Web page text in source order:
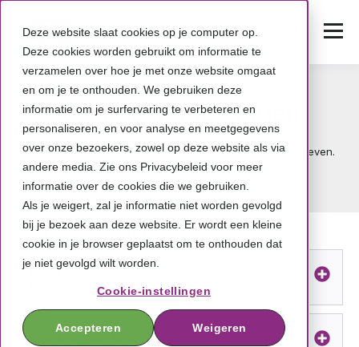
Deze website slaat cookies op je computer op.
Deze cookies worden gebruikt om informatie te
verzamelen over hoe je met onze website omgaat
en om je te onthouden. We gebruiken deze
informatie om je surfervaring te verbeteren en
personaliseren, en voor analyse en meetgegevens
over onze bezoekers, zowel op deze website als via
andere media. Zie ons Privacybeleid voor meer
informatie over de cookies die we gebruiken.
Als je weigert, zal je informatie niet worden gevolgd
bij je bezoek aan deze website. Er wordt een kleine
cookie in je browser geplaatst om te onthouden dat
je niet gevolgd wilt worden.
Cookie-instellingen
Accepteren Weigeren
Veel gestelde vragen
De meest gestelde vragen hebben we hieronder beschreven.
Kan ik jullie componenten bestellen als ik een
Kan ik bij jullie bestellen als ik een